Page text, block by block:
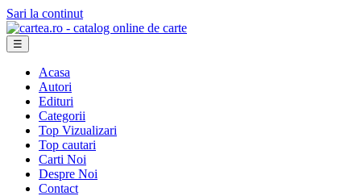
Sari la continut
☰
Acasa
Autori
Edituri
Categorii
Top Vizualizari
Top cautari
Carti Noi
Despre Noi
Contact